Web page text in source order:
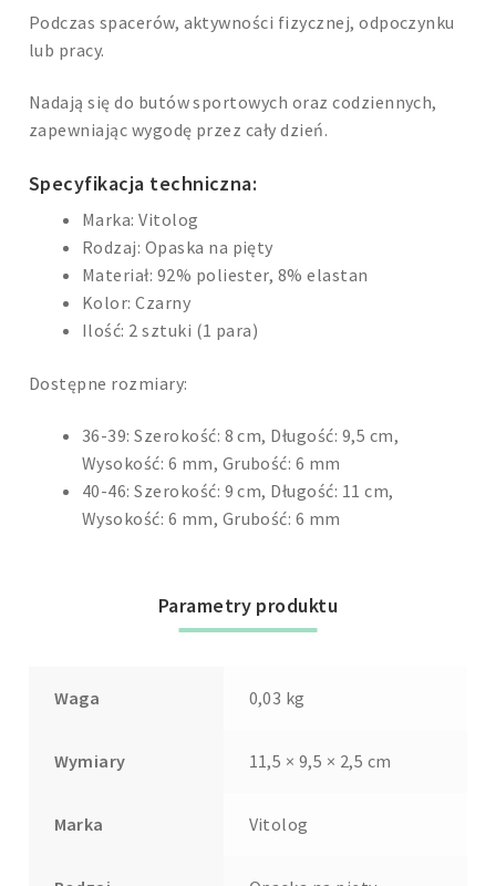
Podczas spacerów, aktywności fizycznej, odpoczynku
lub pracy.
Nadają się do butów sportowych oraz codziennych,
zapewniając wygodę przez cały dzień.
Specyfikacja techniczna:
Marka: Vitolog
Rodzaj: Opaska na pięty
Materiał: 92% poliester, 8% elastan
Kolor: Czarny
Ilość: 2 sztuki (1 para)
Dostępne rozmiary:
36-39: Szerokość: 8 cm, Długość: 9,5 cm,
Wysokość: 6 mm, Grubość: 6 mm
40-46: Szerokość: 9 cm, Długość: 11 cm,
Wysokość: 6 mm, Grubość: 6 mm
Parametry produktu
Waga 0,03 kg
Wymiary 11,5 × 9,5 × 2,5 cm
Marka Vitolog